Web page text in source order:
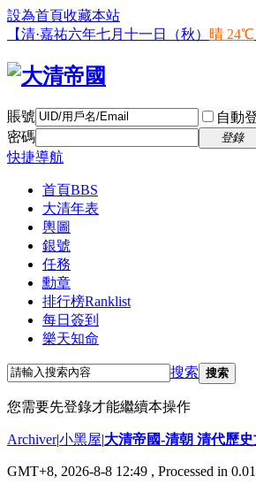
設為首頁收藏本站
【清·嘉祐六年七月十一日（秋） 晴 24℃
賬號 自動
密碼
登錄
快捷導航
首頁BBS
大清年表
輿圖
銀號
任務
勳章
排行榜Ranklist
每日簽到
樂天知命
搜索 搜索
您需要先登錄才能繼續本操作
Archiver|小黑屋|大清帝國-清朝 清代歷
GMT+8, 2026-8-8 12:49 , Processed in